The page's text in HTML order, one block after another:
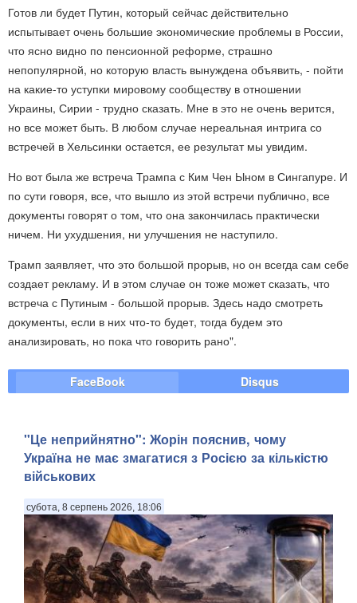
Готов ли будет Путин, который сейчас действительно
испытывает очень большие экономические проблемы в России,
что ясно видно по пенсионной реформе, страшно
непопулярной, но которую власть вынуждена объявить, - пойти
на какие-то уступки мировому сообществу в отношении
Украины, Сирии - трудно сказать. Мне в это не очень верится,
но все может быть. В любом случае нереальная интрига со
встречей в Хельсинки остается, ее результат мы увидим.
Но вот была же встреча Трампа с Ким Чен Ыном в Сингапуре. И
по сути говоря, все, что вышло из этой встречи публично, все
документы говорят о том, что она закончилась практически
ничем. Ни ухудшения, ни улучшения не наступило.
Трамп заявляет, что это большой прорыв, но он всегда сам себе
создает рекламу. И в этом случае он тоже может сказать, что
встреча с Путиным - большой прорыв. Здесь надо смотреть
документы, если в них что-то будет, тогда будем это
анализировать, но пока что говорить рано".
FaceBook Disqus
"Це неприйнятно": Жорін пояснив, чому
Україна не має змагатися з Росією за кількістю
військових
субота, 8 серпень 2026, 18:06